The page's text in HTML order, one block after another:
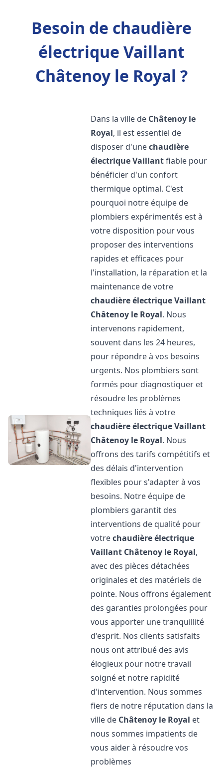
Besoin de chaudière
électrique Vaillant
Châtenoy le Royal ?
Dans la ville de Châtenoy le
Royal, il est essentiel de
disposer d'unechaudière
électrique Vaillantfiable pour
bénéficier d'un confort
thermique optimal. C'est
pourquoi notre équipe de
plombiers expérimentés est à
votre disposition pour vous
proposer des interventions
rapides et efficaces pour
l'installation, la réparation et la
maintenance de votre
chaudière électrique Vaillant
Châtenoy le Royal. Nous
intervenons rapidement,
souvent dans les 24 heures,
pour répondre à vos besoins
urgents. Nos plombiers sont
formés pour diagnostiquer et
résoudre les problèmes
techniques liés à votre
chaudière électrique Vaillant
Châtenoy le Royal. Nous
offrons des tarifs compétitifs et
des délais d'intervention
flexibles pour s'adapter à vos
besoins. Notre équipe de
plombiers garantit des
interventions de qualité pour
votrechaudière électrique
Vaillant Châtenoy le Royal,
avec des pièces détachées
originales et des matériels de
pointe. Nous offrons également
des garanties prolongées pour
vous apporter une tranquillité
d'esprit. Nos clients satisfaits
nous ont attribué des avis
élogieux pour notre travail
soigné et notre rapidité
d'intervention. Nous sommes
fiers de notre réputation dans la
ville de Châtenoy le Royal et
nous sommes impatients de
vous aider à résoudre vos
problèmes